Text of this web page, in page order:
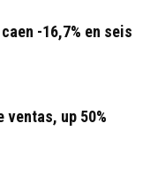
-16,7% en seis
ventas, up 50%